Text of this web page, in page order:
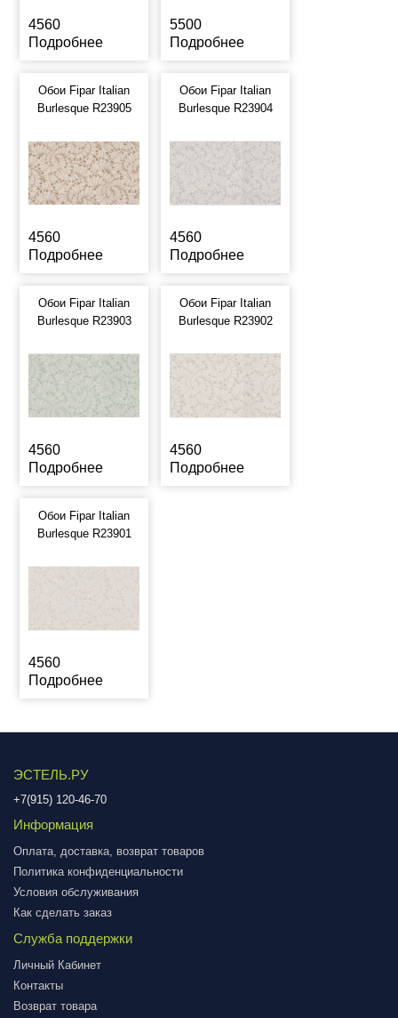
4560
Подробнее
5500
Подробнее
Обои Fipar Italian
Burlesque R23905
4560
Подробнее
Обои Fipar Italian
Burlesque R23904
4560
Подробнее
Обои Fipar Italian
Burlesque R23903
4560
Подробнее
Обои Fipar Italian
Burlesque R23902
4560
Подробнее
Обои Fipar Italian
Burlesque R23901
4560
Подробнее
ЭСТЕЛЬ.РУ
+7(915) 120-46-70
Информация
Оплата, доставка, возврат товаров
Политика конфиденциальности
Условия обслуживания
Как сделать заказ
Служба поддержки
Личный Кабинет
Контакты
Возврат товара